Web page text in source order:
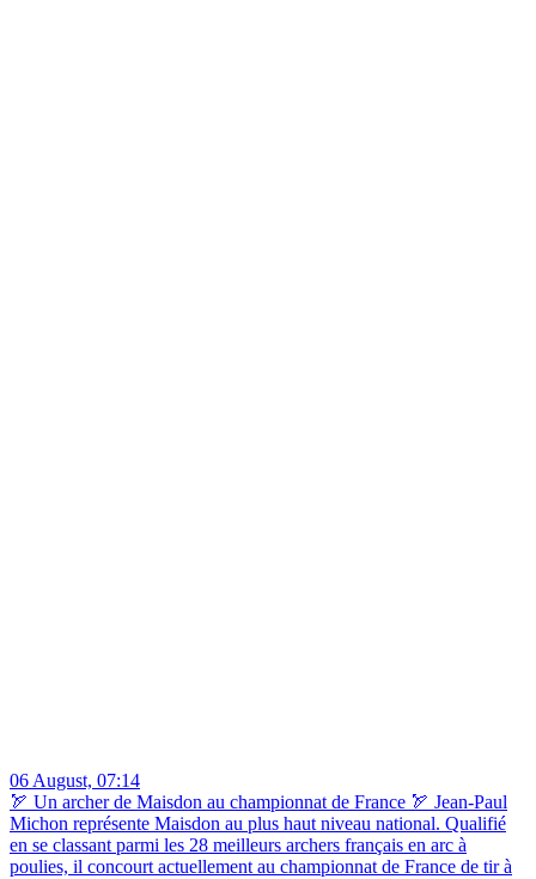
06 August, 07:14
🏹 Un archer de Maisdon au championnat de France 🏹 Jean-Paul
Michon représente Maisdon au plus haut niveau national. Qualifié
en se classant parmi les 28 meilleurs archers français en arc à
poulies, il concourt actuellement au championnat de France de tir à